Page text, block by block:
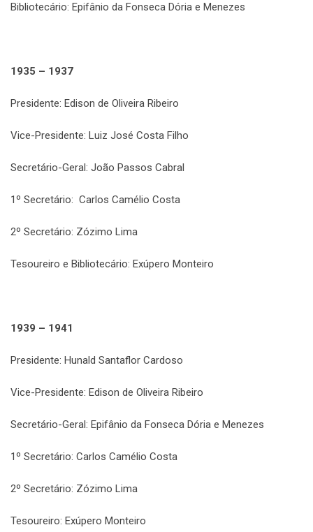
Bibliotecário: Epifânio da Fonseca Dória e Menezes
1935 – 1937
Presidente: Edison de Oliveira Ribeiro
Vice-Presidente: Luiz José Costa Filho
Secretário-Geral: João Passos Cabral
1º Secretário: Carlos Camélio Costa
2º Secretário: Zózimo Lima
Tesoureiro e Bibliotecário: Exúpero Monteiro
1939 – 1941
Presidente: Hunald Santaflor Cardoso
Vice-Presidente: Edison de Oliveira Ribeiro
Secretário-Geral: Epifânio da Fonseca Dória e Menezes
1º Secretário: Carlos Camélio Costa
2º Secretário: Zózimo Lima
Tesoureiro: Exúpero Monteiro